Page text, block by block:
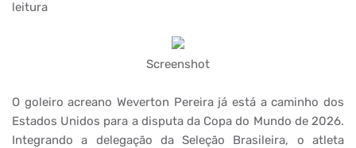
leitura
Screenshot
O goleiro acreano Weverton Pereira já está a caminho dos
Estados Unidos para a disputa da Copa do Mundo de 2026.
Integrando a delegação da Seleção Brasileira, o atleta